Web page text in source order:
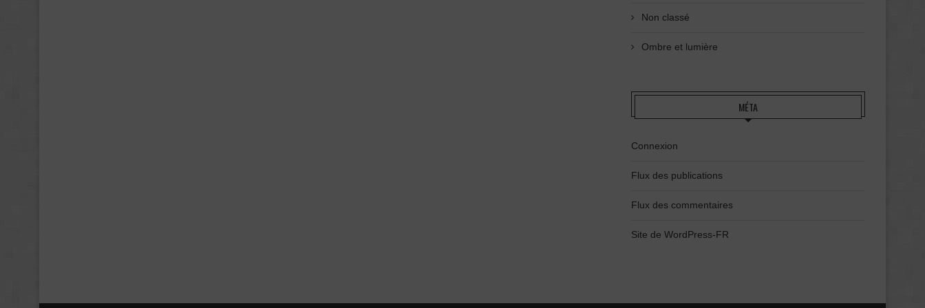
Non classé
Ombre et lumière
MÉTA
Connexion
Flux des publications
Flux des commentaires
Site de WordPress-FR